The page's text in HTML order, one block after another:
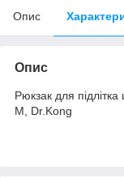
Опис
Опис
Рюкзак для
M, Dr.Kong